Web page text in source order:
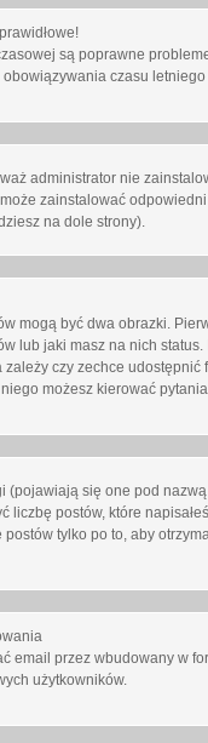
są poprawne
czasu
administrator nie
zainstalować
na dole strony).
mogą być dwa obrazki.
lub jaki masz na nich
czy zechce
możesz kierować
(pojawiają się one pod
liczbę postów, które
tylko po to, aby
email przez wbudowany w
użytkowników.